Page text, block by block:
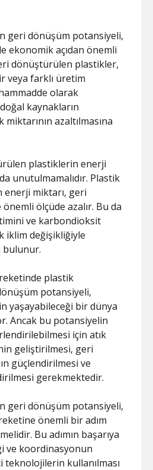
geri dönüşüm potansiyeli,
ekonomik açıdan önemli
dönüştürülen plastikler,
veya farklı üretim
olarak
kaynakların
miktarının azaltılmasına
plastiklerin enerji
unutulmamalıdır. Plastik
miktarı, geri
ölçüde azalır. Bu da
ve karbondioksit
iklim değişikliğiyle
bulunur.
plastik
potansiyeli,
yaşayabileceği bir dünya
Ancak bu potansiyelin
için atık
geliştirilmesi, geri
güçlendirilmesi ve
gerekmektedir.
geri dönüşüm potansiyeli,
önemli bir adım
Bu adımın başarıya
ve koordinasyonun
teknolojilerin kullanılması